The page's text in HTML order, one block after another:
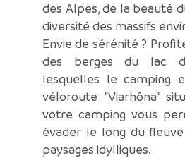
des Alpes, de la beauté
diversité des massifs
Envie de sérénité ?
des berges du lac
lesquelles le camping
véloroute "Viarhôna"
votre camping vous
évader le long du
paysages idylliques.